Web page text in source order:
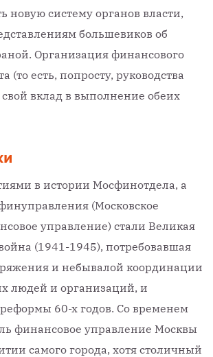
новую систему органов власти,
большевиков об
Организация финансового
(то есть, попросту, руководства
вклад в выполнение обеих
в истории Мосфинотдела, а
(Московское
управление) стали Великая
(1941-1945), потребовавшая
и небывалой координации
людей и организаций, и
60-х годов. Со временем
финансовое управление Москвы
самого города, хотя столичный